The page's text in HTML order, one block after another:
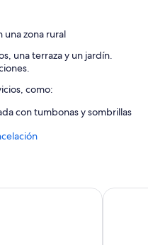
zona rural
una terraza y un jardín.
como:
con tumbonas y sombrillas
de equipaje
recepción
B&B